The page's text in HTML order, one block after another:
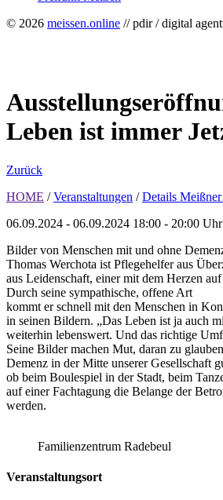
© 2026 meissen.online // pdir / digital
Leben ist immer
Zurück
HOME / Veranstaltungen / Details
06.09.2024 - 06.09.2024 18:00 - 20:00 Uhr
Bilder von Menschen mit und ohne
Thomas Werchota ist Pflegehelfer aus
aus Leidenschaft, einer mit dem Herzen
Durch seine sympathische, offene Art
kommt er schnell mit den Menschen in
in seinen Bildern. „Das Leben ist ja auch
weiterhin lebenswert. Und das richtige
Seine Bilder machen Mut, daran zu
Demenz in der Mitte unserer Gesellschaft
ob beim Boulespiel in der Stadt, beim
auf einer Fachtagung die Belange der
werden.
Familienzentrum Radebeul
Veranstaltungsort